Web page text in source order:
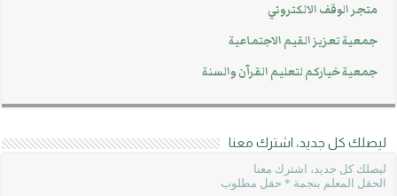
متجر الوقف الالكتروني
جمعية تعزيز القيم الاجتماعية
جمعية خياركم لتعليم القرآن والسنة
ليصلك كل جديد، اشترك معنا
ليصلك كل جديد، اشترك معنا
الحقل المعلم بنجمة * حقل مطلوب